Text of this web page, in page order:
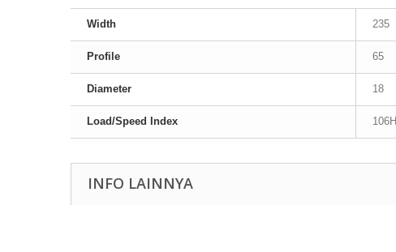
Width 235
Profile 65
Diameter 18
Load/Speed Index 106H
INFO LAINNYA